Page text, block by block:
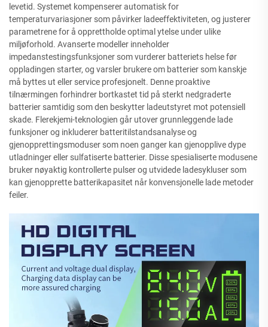
levetid. Systemet kompenserer automatisk for
temperaturvariasjoner som påvirker ladeeffektiviteten, og justerer
parametrene for å opprettholde optimal ytelse under ulike
miljøforhold. Avanserte modeller inneholder
impedanstestingsfunksjoner som vurderer batteriets helse før
oppladingen starter, og varsler brukere om batterier som kanskje
må byttes ut eller service profesjonelt. Denne proaktive
tilnærmingen forhindrer bortkastet tid på sterkt nedgraderte
batterier samtidig som den beskytter ladeutstyret mot potensiell
skade. Flerekjemi-teknologien går utover grunnleggende lade
funksjoner og inkluderer batteritilstandsanalyse og
gjenopprettingsmoduser som noen ganger kan gjenopplive dype
utladninger eller sulfatiserte batterier. Disse spesialiserte modusene
bruker nøyaktig kontrollerte pulser og utvidede ladesykluser som
kan gjenopprette batterikapasitet når konvensjonelle lade metoder
feiler.